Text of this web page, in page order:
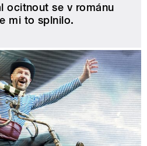
ocitnout se v románu
mi to splnilo.